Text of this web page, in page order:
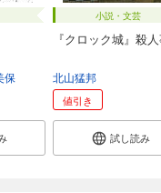
保
小説・文芸
『クロック城』殺
北山猛邦
値引き
試し読み